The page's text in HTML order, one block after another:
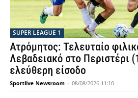
SUPER LEAGUE 1
Ατρόμητος: Τελευταίο
Λεβαδειακό στο Περιστέρι
ελεύθερη είσοδο
Sportlive Newsroom - 08/08/2026 11:10